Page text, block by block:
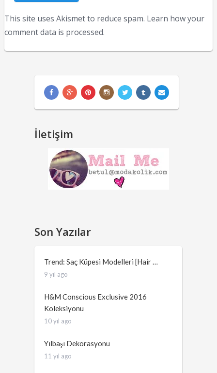
This site uses Akismet to reduce spam. Learn how your
comment data is processed.
İletişim
Son Yazılar
Trend: Saç Küpesi Modelleri [Hair …
9 yıl ago
H&M Conscious Exclusive 2016
Koleksiyonu
10 yıl ago
Yılbaşı Dekorasyonu
11 yıl ago